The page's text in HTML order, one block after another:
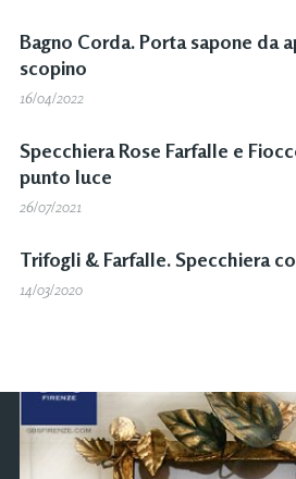
Bagno Corda. Porta sapone da
scopino
16/04/2022
Specchiera Rose Farfalle e
punto luce
26/07/2021
Trifogli & Farfalle. Specchiera
14/03/2020